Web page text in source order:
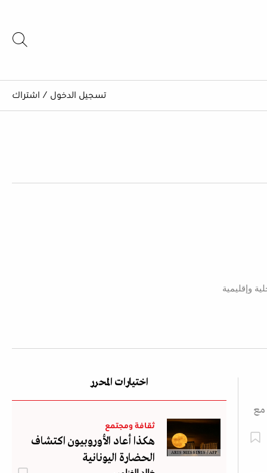
تسجيل الدخول / اشتراك
وإقليمية
مع
اختيارات المحرر
ARIS MESSINIS / AFP
ثقافة ومجتمع
هكذا أعاد الأوروبيون اكتشاف
الحضارة اليونانية